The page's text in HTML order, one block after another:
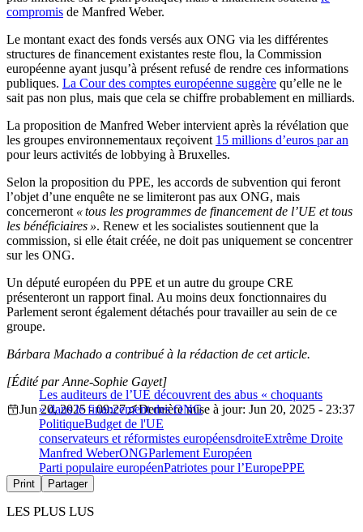
compromis de Manfred Weber.
Le montant exact des fonds versés aux ONG via les différentes
structures de financement existantes reste flou, la Commission
européenne ayant jusqu’à présent refusé de rendre ces informations
publiques. La Cour des comptes européenne suggère qu’elle ne le
sait pas non plus, mais que cela se chiffre probablement en milliards.
La proposition de Manfred Weber intervient après la révélation que
les groupes environnementaux reçoivent 15 millions d’euros par an
pour leurs activités de lobbying à Bruxelles.
Selon la proposition du PPE, les accords de subvention qui feront
l’objet d’une enquête ne se limiteront pas aux ONG, mais
concerneront « tous les programmes de financement de l’UE et tous
les bénéficiaires ». Renew et les socialistes soutiennent que la
commission, si elle était créée, ne doit pas uniquement se concentrer
sur les ONG.
Un député européen du PPE et un autre du groupe CRE
présenteront un rapport final. Au moins deux fonctionnaires du
Parlement seront également détachés pour travailler au sein de ce
groupe.
Bárbara Machado a contribué à la rédaction de cet article.
Les auditeurs de l’UE découvrent des abus « choquants
» dans le financement des ONG
[Édité par Anne-Sophie Gayet]
Jun 20, 2025 - 09:27
Dernière mise à jour: Jun 20, 2025 - 23:37
PolitiqueBudget de l'UE
conservateurs et réformistes européensdroiteExtrême Droite
Manfred WeberONGParlement Européen
Parti populaire européenPatriotes pour l’EuropePPE
Print Partager
LES PLUS LUS